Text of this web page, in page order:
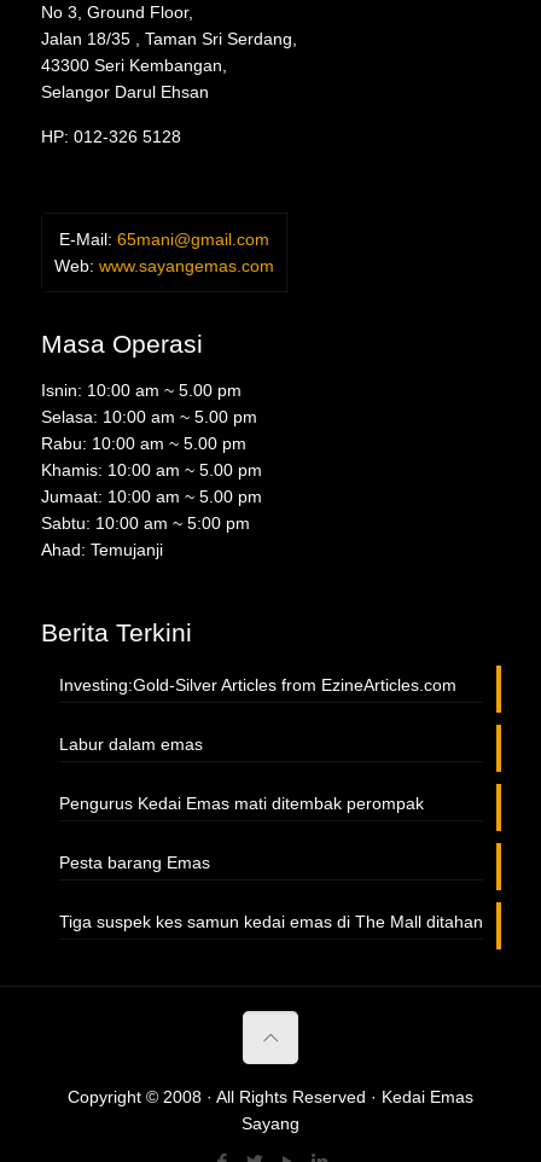
No 3, Ground Floor,
Jalan 18/35 , Taman Sri Serdang,
43300 Seri Kembangan,
Selangor Darul Ehsan
HP: 012-326 5128
E-Mail: 65mani@gmail.com
Web: www.sayangemas.com
Masa Operasi
Isnin: 10:00 am ~ 5.00 pm
Selasa: 10:00 am ~ 5.00 pm
Rabu: 10:00 am ~ 5.00 pm
Khamis: 10:00 am ~ 5.00 pm
Jumaat: 10:00 am ~ 5.00 pm
Sabtu: 10:00 am ~ 5:00 pm
Ahad: Temujanji
Berita Terkini
Investing:Gold-Silver Articles from EzineArticles.com
Labur dalam emas
Pengurus Kedai Emas mati ditembak perompak
Pesta barang Emas
Tiga suspek kes samun kedai emas di The Mall ditahan
Copyright © 2008 · All Rights Reserved · Kedai Emas
Sayang